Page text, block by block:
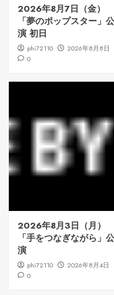
2026年8月7日（金）
「夢のポップスター」公
演 初日
phi72110
2026年8月8日
0
2026年8月3日（月）
「手をつなぎながら」公
演
phi72110
2026年8月4日
0